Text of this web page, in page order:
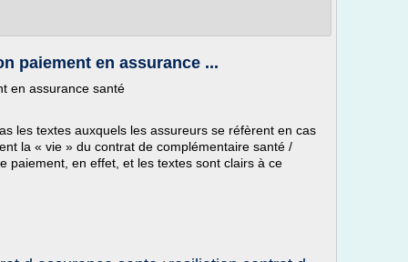
paiement en assurance ...
en assurance santé
les textes auxquels les assureurs se réfèrent en cas
la « vie » du contrat de complémentaire santé /
paiement, en effet, et les textes sont clairs à ce